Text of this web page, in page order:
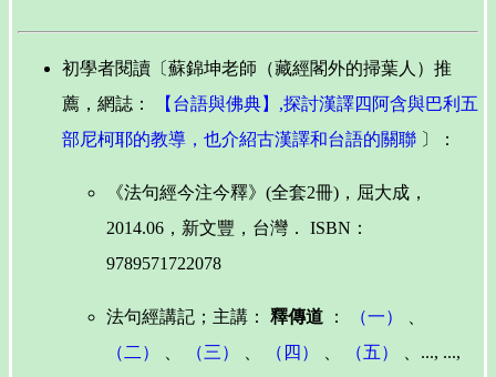
初學者閱讀〔蘇錦坤老師（藏經閣外的掃葉人）推
薦，網誌：
【台語與佛典】,探討漢譯四阿含與巴利五
部尼柯耶的教導，也介紹古漢譯和台語的關聯 〕：
《法句經今注今釋》(全套2冊)，屈大成，
2014.06，新文豐，台灣． ISBN：
9789571722078
法句經講記；主講： 釋傳道 ： （一）
、
（二）
、 （三） 、 （四） 、 （五）
、..., ...,